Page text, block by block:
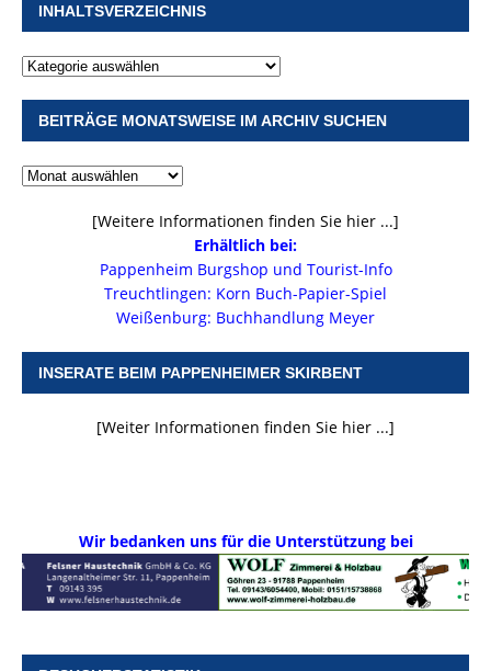
INHALTSVERZEICHNIS
BEITRÄGE MONATSWEISE IM ARCHIV SUCHEN
[Weitere Informationen finden Sie hier ...]
Erhältlich bei:
Pappenheim Burgshop und Tourist-Info
Treuchtlingen: Korn Buch-Papier-Spiel
Weißenburg: Buchhandlung Meyer
INSERATE BEIM PAPPENHEIMER SKIRBENT
[Weiter Informationen finden Sie hier ...]
Wir bedanken uns für die Unterstützung bei